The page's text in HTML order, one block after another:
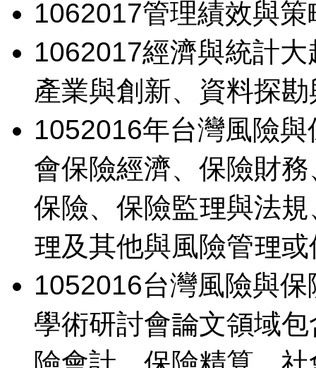
1062017管理績效與策
1062017經濟與統計
產業與創新、資料探
1052016年台灣風險
會保險經濟、保險財
保險、保險監理與法
理及其他與風險管理
1052016台灣風險與
學術研討會論文領域